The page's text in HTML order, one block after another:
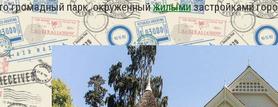
громадный парк, окруженныйжилымизастройками